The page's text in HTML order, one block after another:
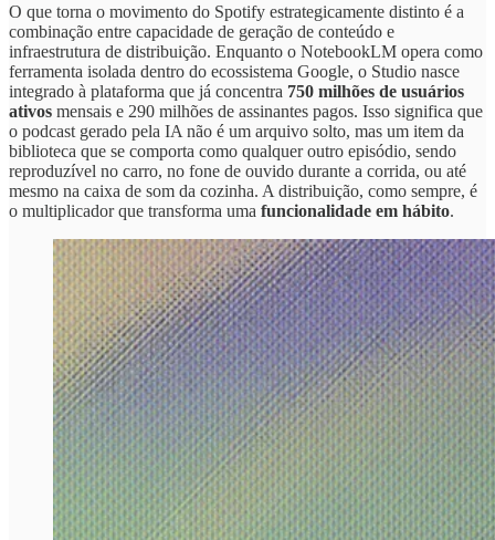
O que torna o movimento do Spotify estrategicamente distinto é a
combinação entre capacidade de geração de conteúdo e
infraestrutura de distribuição. Enquanto o NotebookLM opera como
ferramenta isolada dentro do ecossistema Google, o Studio nasce
integrado à plataforma que já concentra 750 milhões de usuários
ativos mensais e 290 milhões de assinantes pagos. Isso significa que
o podcast gerado pela IA não é um arquivo solto, mas um item da
biblioteca que se comporta como qualquer outro episódio, sendo
reproduzível no carro, no fone de ouvido durante a corrida, ou até
mesmo na caixa de som da cozinha. A distribuição, como sempre, é
o multiplicador que transforma uma funcionalidade em hábito.